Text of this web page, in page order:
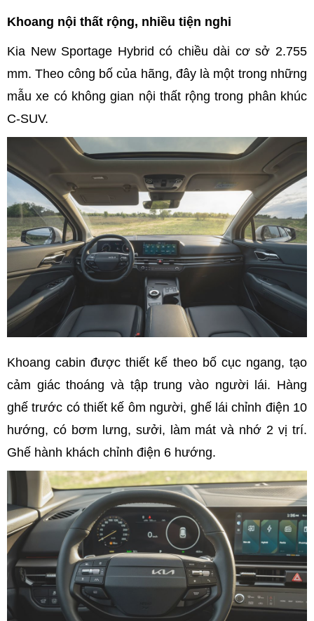
Khoang nội thất rộng, nhiều tiện nghi
Kia New Sportage Hybrid có chiều dài cơ sở 2.755
mm. Theo công bố của hãng, đây là một trong những
mẫu xe có không gian nội thất rộng trong phân khúc
C-SUV.
Khoang cabin được thiết kế theo bố cục ngang, tạo
cảm giác thoáng và tập trung vào người lái. Hàng
ghế trước có thiết kế ôm người, ghế lái chỉnh điện 10
hướng, có bơm lưng, sưởi, làm mát và nhớ 2 vị trí.
Ghế hành khách chỉnh điện 6 hướng.